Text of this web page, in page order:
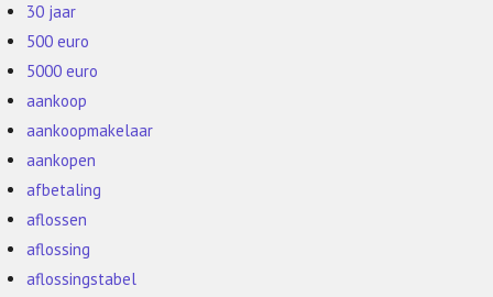
30 jaar
500 euro
5000 euro
aankoop
aankoopmakelaar
aankopen
afbetaling
aflossen
aflossing
aflossingstabel